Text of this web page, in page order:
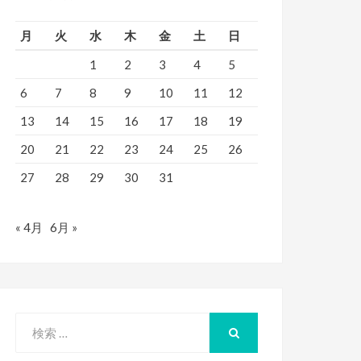
月 火 水 木 金 土
日
1
2 3 4
5
6
7 8 9 10 11
12
13
14 15 16 17 18
19
20
21 22 23 24 25
26
27
28 29 30 31
« 4月 6月 »